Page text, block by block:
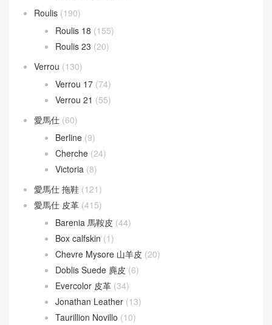
Roulis (190)
Roulis 18 (155)
Roulis 23 (20)
Verrou (130)
Verrou 17 (74)
Verrou 21 (55)
愛馬仕 (60)
Berline (9)
Cherche (24)
Victoria (8)
愛馬仕 拖鞋 (121)
愛馬仕 皮革 (415)
Barenia 馬鞍皮 (44)
Box calfskin (1)
Chevre Mysore 山羊皮 (20)
Doblis Suede 麂皮 (6)
Evercolor 皮革 (34)
Jonathan Leather (13)
Taurillion Novillo (10)